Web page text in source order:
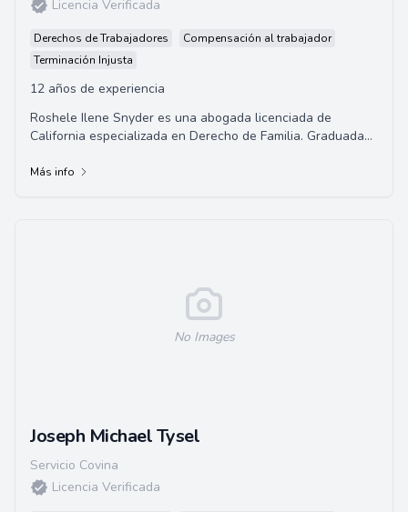
Licencia Verificada
Derechos de Trabajadores
Compensación al trabajador
Terminación Injusta
12 años de experiencia
Roshele Ilene Snyder es una abogada licenciada de
California especializada en Derecho de Familia. Graduada
Más info
No Images
Joseph Michael Tysel
Servicio Covina
Licencia Verificada